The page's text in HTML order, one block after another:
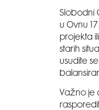
Slobodni
u Ovnu
projekta
starih
usudite
Važno je